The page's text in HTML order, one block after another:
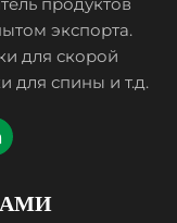
экспорта.
для скорой
для спины и т.д.